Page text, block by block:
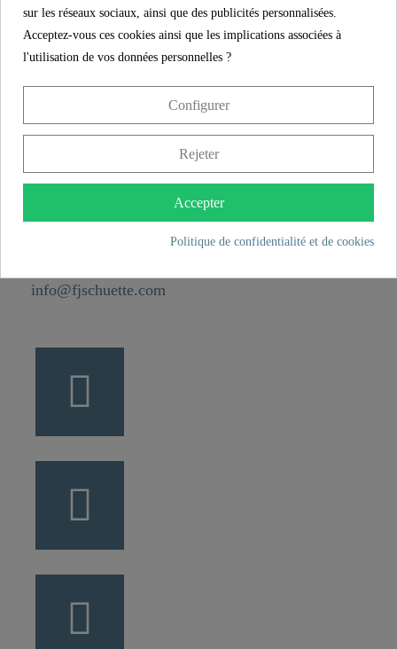
Poids 0,0 kg
Longueur 8,8 cm
49134 Wallenhorst
info@fjschuette.com
sur les réseaux sociaux, ainsi que des publicités personnalisées.
Acceptez-vous ces cookies ainsi que les implications associées à
l'utilisation de vos données personnelles ?
Configurer
Rejeter
Accepter
Politique de confidentialité et de cookies